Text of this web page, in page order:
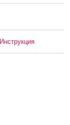
Инструкция